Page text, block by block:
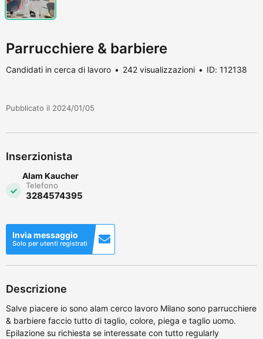
Parrucchiere & barbiere
Candidati in cerca di lavoro 242 visualizzazioni ID: 112138
Pubblicato il 2024/01/05
Inserzionista
Alam Kaucher
Telefono
3284574395
Invia messaggio
Solo per utenti registrati
Descrizione
Salve piacere io sono alam cerco lavoro Milano sono parrucchiere
& barbiere faccio tutto di taglio, colore, piega e taglio uomo.
Epilazione su richiesta se interessate con tutto regularly